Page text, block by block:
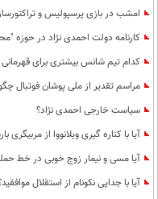
امشب در بازی پرسپولیس و
کارنامه دولت احمدی نژاد در حوزه
کدام تیم شانس بیشتری برای قهرمانی
مراسم تقدیر از ملی پوشان فوتبال
سیاست خارجی احمدی نژاد؟
آیا با کناره گیری ویلانووا از مربیگری
آیا مسی و نیمار زوج خوبی در خط
آیا با جدایی نکونام از استقلال